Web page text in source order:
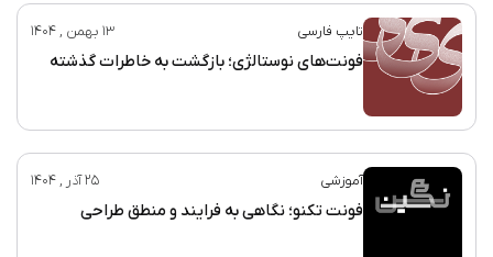
تایپ فارسی 13 بهمن , 1404
فونت‌های نوستالژی؛ بازگشت به خاطرات گذشته
آموزشی 25 آذر , 1404
فونت تکنو؛ نگاهی به فرایند و منطق طراحی